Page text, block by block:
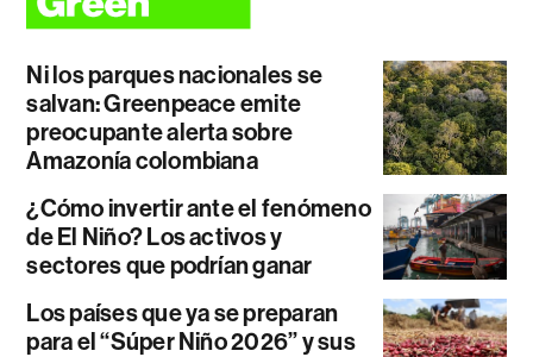
Ni los parques nacionales se
salvan: Greenpeace emite
preocupante alerta sobre
Amazonía colombiana
¿Cómo invertir ante el fenómeno
de El Niño? Los activos y
sectores que podrían ganar
Los países que ya se preparan
para el “Súper Niño 2026” y sus